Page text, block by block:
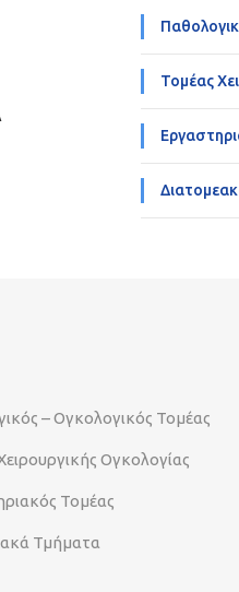
Τομέας
– Ογκολογικός Τομέας
Ογκολογίας
Τομέας
Τμήματα